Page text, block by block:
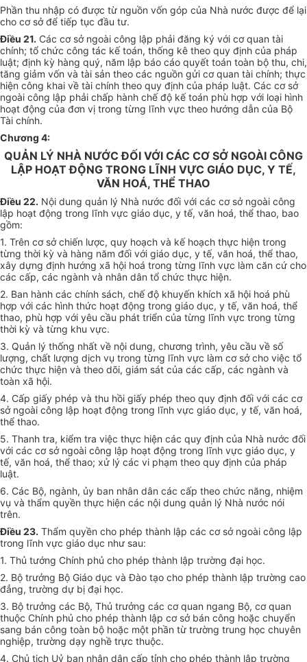
Phần thu nhập có được từ nguồn vốn góp của Nhà nước được để lại
cho cơ sở để tiếp tục đầu tư.
Điều 21. Các cơ sở ngoài công lập phải đăng ký với cơ quan tài
chính; tổ chức công tác kế toán, thống kê theo quy định của pháp
luật; định kỳ hàng quý, năm lập báo cáo quyết toán toàn bộ thu, chi,
tăng giảm vốn và tài sản theo các nguồn gửi cơ quan tài chính; thực
hiện công khai về tài chính theo quy định của pháp luật. Các cơ sở
ngoài công lập phải chấp hành chế độ kế toán phù hợp với loại hình
hoạt động của đơn vị trong từng lĩnh vực theo hướng dẫn của Bộ
Tài chính.
Chương 4:
QUẢN LÝ NHÀ NƯỚC ĐỐI VỚI CÁC CƠ SỞ NGOÀI CÔNG
LẬP HOẠT ĐỘNG TRONG LĨNH VỰC GIÁO DỤC, Y TẾ,
VĂN HOÁ, THỂ THAO
Điều 22. Nội dung quản lý Nhà nước đối với các cơ sở ngoài công
lập hoạt động trong lĩnh vực giáo dục, y tế, văn hoá, thể thao, bao
gồm:
1. Trên cơ sở chiến lược, quy hoạch và kế hoạch thực hiện trong
từng thời kỳ và hàng năm đối với giáo dục, y tế, văn hoá, thể thao,
xây dựng định hướng xã hội hoá trong từng lĩnh vực làm căn cứ cho
các cấp, các ngành và nhân dân tổ chức thực hiện.
2. Ban hành các chính sách, chế độ khuyến khích xã hội hoá phù
hợp với các hình thức hoạt động trong giáo dục, y tế, văn hoá, thể
thao, phù hợp với yêu cầu phát triển của từng lĩnh vực trong từng
thời kỳ và từng khu vực.
3. Quản lý thống nhất về nội dung, chương trình, yêu cầu về số
lượng, chất lượng dịch vụ trong từng lĩnh vực làm cơ sở cho việc tổ
chức thực hiện và theo dõi, giám sát của các cấp, các ngành và
toàn xã hội.
4. Cấp giấy phép và thu hồi giấy phép theo quy định đối với các cơ
sở ngoài công lập hoạt động trong lĩnh vực giáo dục, y tế, văn hoá,
thể thao.
5. Thanh tra, kiểm tra việc thực hiện các quy định của Nhà nước đối
với các cơ sở ngoài công lập hoạt động trong lĩnh vực giáo dục, y
tế, văn hoá, thể thao; xử lý các vi phạm theo quy định của pháp
luật.
6. Các Bộ, ngành, ủy ban nhân dân các cấp theo chức năng, nhiệm
vụ và thẩm quyền thực hiện các nội dung quản lý Nhà nước nói
trên.
Điều 23. Thẩm quyền cho phép thành lập các cơ sở ngoài công lập
trong lĩnh vực giáo dục như sau:
1. Thủ tướng Chính phủ cho phép thành lập trường đại học.
2. Bộ trưởng Bộ Giáo dục và Đào tạo cho phép thành lập trường cao
đẳng, trường dự bị đại học.
3. Bộ trưởng các Bộ, Thủ trưởng các cơ quan ngang Bộ, cơ quan
thuộc Chính phủ cho phép thành lập cơ sở bán công hoặc chuyển
sang bán công toàn bộ hoặc một phần từ trường trung học chuyên
nghiệp, trường dạy nghề trực thuộc.
4. Chủ tịch Uỷ ban nhân dân cấp tỉnh cho phép thành lập trường